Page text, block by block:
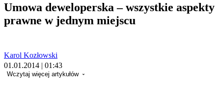
Umowa deweloperska – wszystkie aspekty
prawne w jednym miejscu
Karol Kozłowski
01.01.2014 | 01:43
Wczytaj więcej artykułów